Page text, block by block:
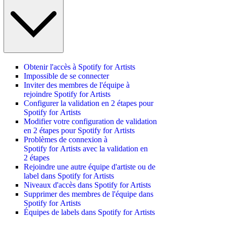
Obtenir l'accès à Spotify for Artists
Impossible de se connecter
Inviter des membres de l'équipe à
rejoindre Spotify for Artists
Configurer la validation en 2 étapes pour
Spotify for Artists
Modifier votre configuration de validation
en 2 étapes pour Spotify for Artists
Problèmes de connexion à
Spotify for Artists avec la validation en
2 étapes
Rejoindre une autre équipe d'artiste ou de
label dans Spotify for Artists
Niveaux d'accès dans Spotify for Artists
Supprimer des membres de l'équipe dans
Spotify for Artists
Équipes de labels dans Spotify for Artists